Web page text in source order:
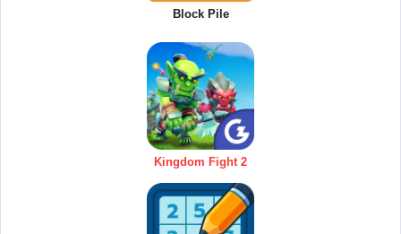
Block Pile
Kingdom Fight 2